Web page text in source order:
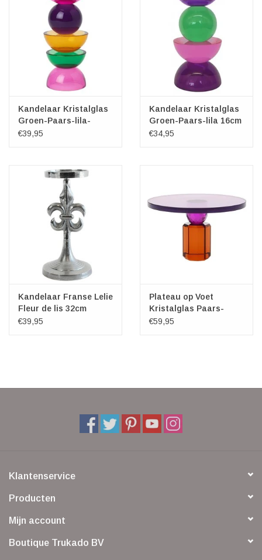
Kandelaar Kristalglas
Groen-Paars-lila-
oranje 20cm
€39,95
Kandelaar Kristalglas
Groen-Paars-lila 16cm
€34,95
Kandelaar Franse Lelie
Fleur de lis 32cm
metaal
€39,95
Plateau op Voet
Kristalglas Paars-
Oranje
€59,95
Klantenservice
Producten
Mijn account
Boutique Trukado BV